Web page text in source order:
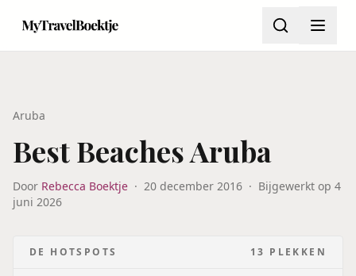
Aruba
Best Beaches Aruba
Door Rebecca Boektje · 20 december 2016 · Bijgewerkt op 4
juni 2026
DE HOTSPOTS 13 PLEKKEN